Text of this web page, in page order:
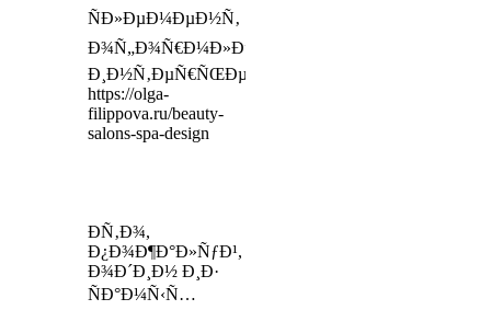
ÑÐ»ÐµÐ¼ÐµÐ½Ñ‚
Ð¾Ñ„Ð¾Ñ€Ð¼Ð»ÐµÐ½Ð¸Ñ
Ð¸Ð½Ñ‚ÐµÑ€ÑŒÐµÑ€Ð°
https://olga-
filippova.ru/beauty-
salons-spa-design
Ð­Ñ‚Ð¾,
Ð¿Ð¾Ð¶Ð°Ð»ÑƒÐ¹,
Ð¾Ð´Ð¸Ð½ Ð¸Ð·
ÑÐ°Ð¼Ñ‹Ñ…